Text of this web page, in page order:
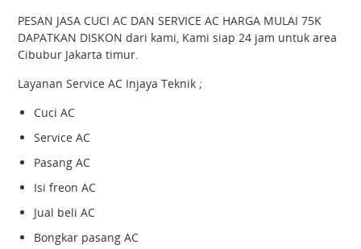
PESAN JASA CUCI AC DAN SERVICE AC HARGA MULAI 75K
DAPATKAN DISKON dari kami, Kami siap 24 jam untuk area
Cibubur Jakarta timur.
Layanan Service AC Injaya Teknik ;
Cuci AC
Service AC
Pasang AC
Isi freon AC
Jual beli AC
Bongkar pasang AC